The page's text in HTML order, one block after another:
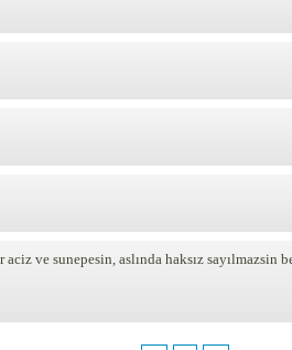
ve sunepesin, aslında haksız